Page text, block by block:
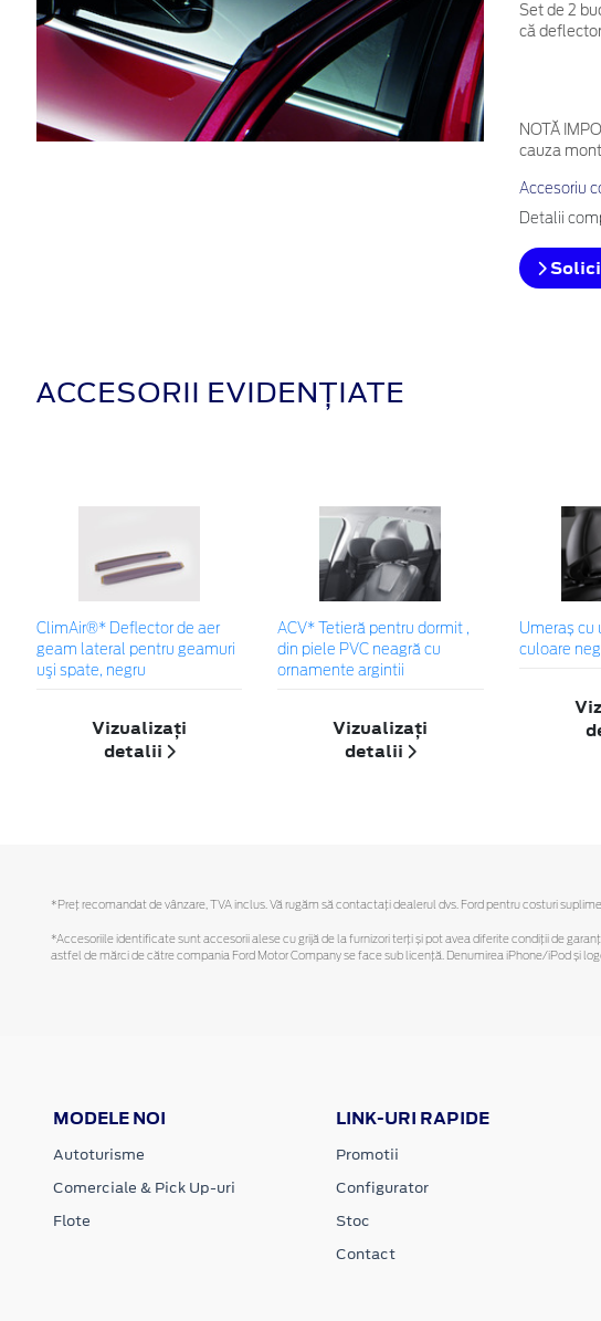
Set de 2
că
NOTĂ
cauza
Accesoriu
Detalii
ACCESORII EVIDENȚIATE
ClimAir®* Deflector de aer
geam lateral pentru geamuri
uşi spate, negru
Vizualizați
detalii
ACV* Tetieră pentru dormit ,
din piele PVC neagră cu
ornamente argintii
Vizualizați
detalii
Umeraș cu
culoare
*Preţ recomandat de vânzare, TVA inclus. Vă rugăm să contactaţi dealerul dvs. Ford pentru costuri
*Accesoriile identificate sunt accesorii alese cu grijă de la furnizori terți și pot avea diferite condiții de
astfel de mărci de către compania Ford Motor Company se face sub licență. Denumirea iPhone/iPod și
MODELE NOI
Autoturisme
Comerciale & Pick Up-uri
Flote
LINK-URI RAPIDE
Promotii
Configurator
Stoc
Contact